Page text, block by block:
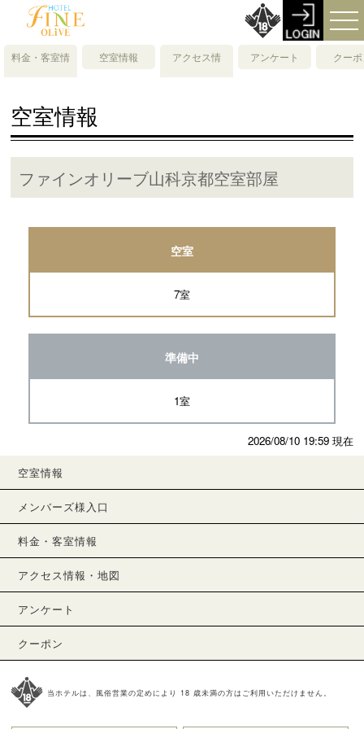
料金・客室情
空室情報
アクセス情
アンケート クー
空室情報
ファインオリーブ山科京都空室部屋
空室
7室
準備中
1室
2026/08/10 19:59 現在
空室情報
メンバーズ様入口
料金・客室情報
アクセス情報・地図
アンケート
クーポン
当ホテルは、風俗営業の定めにより 18 歳未満の方はご利用いただけません。